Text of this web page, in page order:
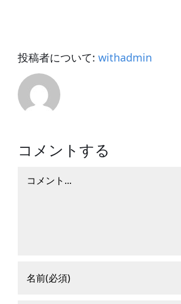
投稿者について: withadmin
コメントする